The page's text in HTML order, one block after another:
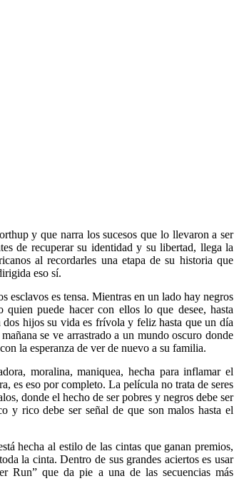
y que narra los sucesos que lo llevaron a ser
de recuperar su identidad y su libertad, llega la
al recordarles una etapa de su historia que
eso sí.
esclavos es tensa. Mientras en un lado hay negros
puede hacer con ellos lo que desee, hasta
hijos su vida es frívola y feliz hasta que un día
se ve arrastrado a un mundo oscuro donde
la esperanza de ver de nuevo a su familia.
moralina, maniquea, hecha para inflamar el
es eso por completo. La película no trata de seres
donde el hecho de ser pobres y negros debe ser
y rico debe ser señal de que son malos hasta el
hecha al estilo de las cintas que ganan premios,
la cinta. Dentro de sus grandes aciertos es usar
Run” que da pie a una de las secuencias más